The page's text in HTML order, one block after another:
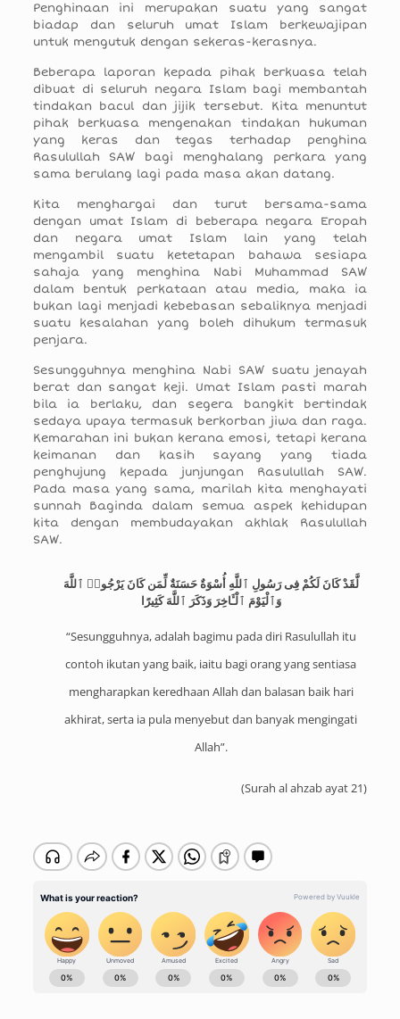
Penghinaan ini merupakan suatu yang sangat
biadap dan seluruh umat Islam berkewajipan
untuk mengutuk dengan sekeras-kerasnya.
Beberapa laporan kepada pihak berkuasa telah
dibuat di seluruh negara Islam bagi membantah
tindakan bacul dan jijik tersebut. Kita menuntut
pihak berkuasa mengenakan tindakan hukuman
yang keras dan tegas terhadap penghina
Rasulullah SAW bagi menghalang perkara yang
sama berulang lagi pada masa akan datang.
Kita menghargai dan turut bersama-sama
dengan umat Islam di beberapa negara Eropah
dan negara umat Islam lain yang telah
mengambil suatu ketetapan bahawa sesiapa
sahaja yang menghina Nabi Muhammad SAW
dalam bentuk perkataan atau media, maka ia
bukan lagi menjadi kebebasan sebaliknya menjadi
suatu kesalahan yang boleh dihukum termasuk
penjara.
Sesungguhnya menghina Nabi SAW suatu jenayah
berat dan sangat keji. Umat Islam pasti marah
bila ia berlaku, dan segera bangkit bertindak
sedaya upaya termasuk berkorban jiwa dan raga.
Kemarahan ini bukan kerana emosi, tetapi kerana
keimanan dan kasih sayang yang tiada
penghujung kepada junjungan Rasulullah SAW.
Pada masa yang sama, marilah kita menghayati
sunnah Baginda dalam semua aspek kehidupan
kita dengan membudayakan akhlak Rasulullah
SAW.
لَّقَدْ كَانَ لَكُمْ فِى رَسُولِ ٱللَّهِ أُسْوَةٌ حَسَنَةٌ لِّمَن كَانَ يَرْجُوا۟ ٱللَّهَ
وَٱلْيَوْمَ ٱلْـَٔاخِرَ وَذَكَرَ ٱللَّهَ كَثِيرًا
“Sesungguhnya, adalah bagimu pada diri Rasulullah itu
contoh ikutan yang baik, iaitu bagi orang yang sentiasa
mengharapkan keredhaan Allah dan balasan baik hari
akhirat, serta ia pula menyebut dan banyak mengingati
Allah”.
(Surah al ahzab ayat 21)